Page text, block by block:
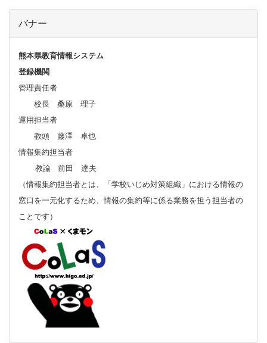
バナー
熊本県教育情報システム
登録機関
管理責任者
校長 桑原 理子
運用担当者
教頭 藤澤 卓也
情報集約担当者
教諭 前田 達夫
（情報集約担当者とは、「学校いじめ対策組織」における情報の
窓口を一元化するため、情報の集約等に係る業務を担う担当者の
ことです）